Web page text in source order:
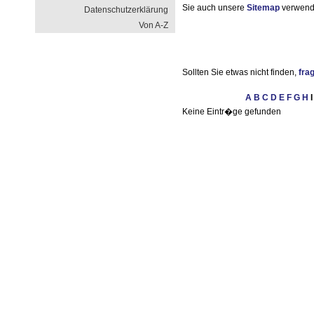
Datenschutzerklärung
Von A-Z
Sie auch unsere Sitemap
Sollten Sie etwas nicht finden,
A B C D E F G H
Keine Eintr�ge gefunden